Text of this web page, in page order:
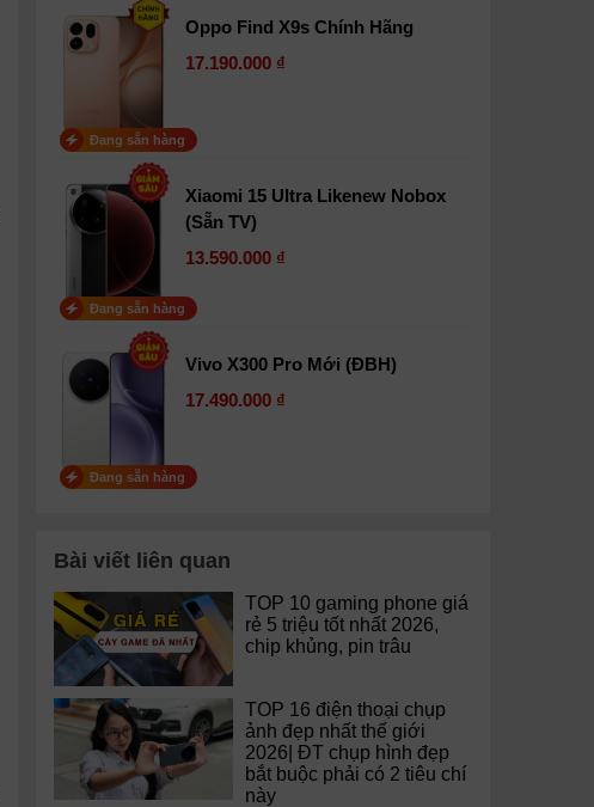
Oppo Find X9s Chính Hãng
17.190.000 ₫
Đang sẵn hàng
Xiaomi 15 Ultra Likenew Nobox
(Sẵn TV)
13.590.000 ₫
Đang sẵn hàng
Vivo X300 Pro Mới (ĐBH)
17.490.000 ₫
Đang sẵn hàng
Bài viết liên quan
TOP 10 gaming phone giá
rẻ 5 triệu tốt nhất 2026,
chip khủng, pin trâu
TOP 16 điện thoại chụp
ảnh đẹp nhất thế giới
2026| ĐT chụp hình đẹp
bắt buộc phải có 2 tiêu chí
này